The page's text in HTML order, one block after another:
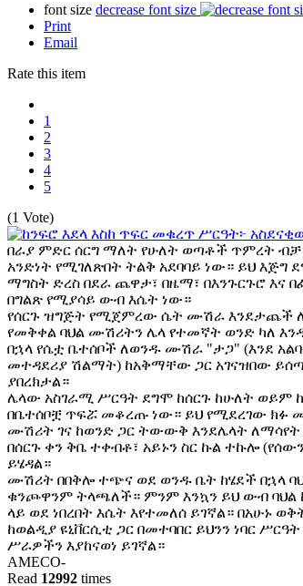
font size decrease font size
Print
Email
Rate this item
1
2
3
4
5
(1 Vote)
በራያ ምድር ሰርግ ማለት የሁለት ወጣቶች ጥምረት ብቻ
አንድነት የሚገለጽበት ትልቅ አደባባይ ነው። ይህ እጅግ
ማግስት ድረስ በደራ ጨዋታ፣ በዜማ፣ በእንጉርጉሮ እና
በግልጽ የሚያሳይ ውብ እሴት ነው።
የሰርጉ ዝግጅት የሚጀምረው ሴት ሙሽራ እንደታጨች
የመቅቀል ባህል ሙሽሪትን ሌላ የተመኛት ወንድ ካለ
በኋላ የሴቷ ቤተሰቦች ለወንዱ ሙሽራ "ታጋ" (እንደ
መተዳደሪያ ሽልማት) ከአቅማቸው ጋር አገናዝበው
ያበረክታል።
ሌላው አስገራሚ ሥርዓት ደግሞ ከሰርጉ ከሁለት ወይም
በቤተሰቦቿ ጥፍሯ መቆረጡ ነው። ይህ የሚደረገው ክፉ
ሙሽሪት ገና ከወንድ ጋር ትውውቅ እንደሌላት
በሰርጉ ቀን ቅቤ ተቀብቶ፣ አይኑን ስር ኩል ተኩሎ
ይሄዳል።
ሙሽሪት በበቅሎ ተጭና ወደ ወንዱ ቤት ከሄደች በኋላ
ቁንጮዋንም ትላጫለች። ምንም እንኳን ይህ ውብ ባህል
ላይ ወደ ነበረበት እሴት እየተመለሰ ይገኛል። በአሁኑ
ከወልዲያ ዩኒቨርሲቲ ጋር በመተባበር ይህንን ነባር
ሥራዎችን እያከናወነ ይገኛል።
AMECO-
Read 12992 times